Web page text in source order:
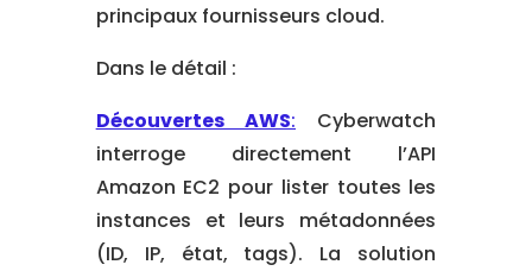
principaux fournisseurs cloud.
Dans le détail :
Découvertes AWS: Cyberwatch
interroge directement l’API
Amazon EC2 pour lister toutes les
instances et leurs métadonnées
(ID, IP, état, tags). La solution